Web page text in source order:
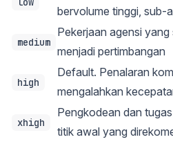
bervolume tinggi, sub-
medium
Pekerjaan agensi
menjadi pertimbangan
high
Default. Penalaran
mengalahkan
xhigh
Pengkodean dan
titik awal yang